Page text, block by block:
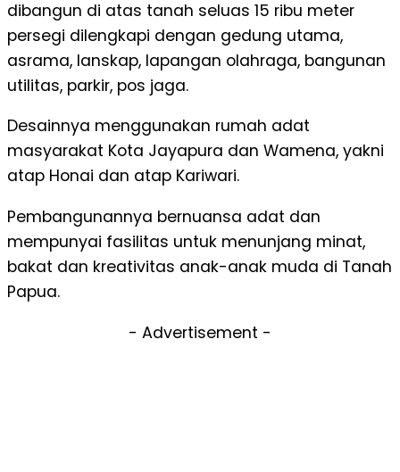
dibangun di atas tanah seluas 15 ribu meter
persegi dilengkapi dengan gedung utama,
asrama, lanskap, lapangan olahraga, bangunan
utilitas, parkir, pos jaga.
Desainnya menggunakan rumah adat
masyarakat Kota Jayapura dan Wamena, yakni
atap Honai dan atap Kariwari.
Pembangunannya bernuansa adat dan
mempunyai fasilitas untuk menunjang minat,
bakat dan kreativitas anak-anak muda di Tanah
Papua.
- Advertisement -